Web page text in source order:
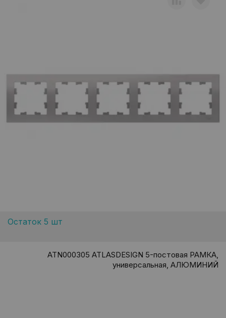
Остаток 5 шт
ATN000305 ATLASDESIGN 5-постовая РАМКА,
универсальная, АЛЮМИНИЙ